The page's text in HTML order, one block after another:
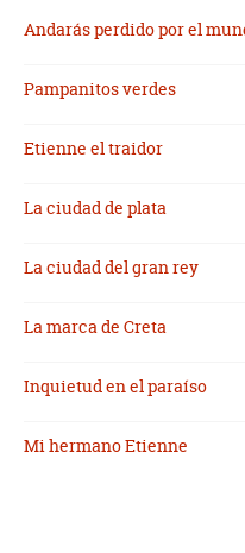
Andarás perdido por el
Pampanitos verdes
Etienne el traidor
La ciudad de plata
La ciudad del gran rey
La marca de Creta
Inquietud en el paraíso
Mi hermano Etienne